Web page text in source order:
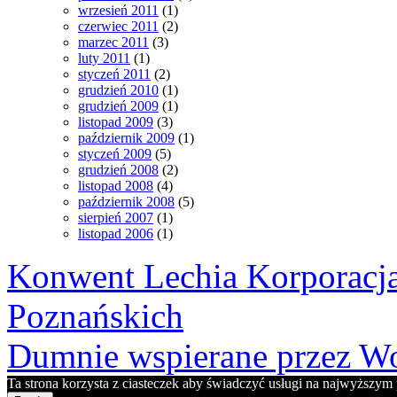
wrzesień 2011 (1)
czerwiec 2011 (2)
marzec 2011 (3)
luty 2011 (1)
styczeń 2011 (2)
grudzień 2010 (1)
grudzień 2009 (1)
listopad 2009 (3)
październik 2009 (1)
styczeń 2009 (5)
grudzień 2008 (2)
listopad 2008 (4)
październik 2008 (5)
sierpień 2007 (1)
listopad 2006 (1)
Konwent Lechia
Poznańskich
Dumnie wspierane przez
Ta strona korzysta z ciasteczek aby świadczyć usługi na